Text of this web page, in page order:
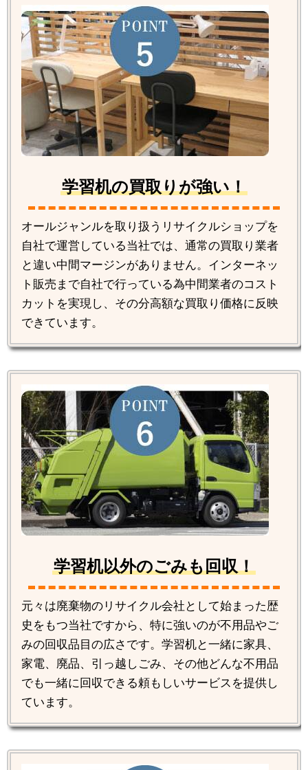
学習机の買取りが強い！
オールジャンルを取り扱うリサイクルショップを
自社で運営している当社では、通常の買取り業者
と違い中間マージンがありません。インターネッ
ト販売まで自社で行っている為中間業者のコスト
カットを実現し、その分高額な買取り価格に反映
できています。
学習机以外のごみも回収！
元々は廃棄物のリサイクル会社として始まった歴
史をもつ当社ですから、特に強いのが不用品やご
みの回収品目の広さです。学習机と一緒に家具、
家電、廃品、引っ越しごみ、その他どんな不用品
でも一緒に回収できる頼もしいサービスを提供し
ています。